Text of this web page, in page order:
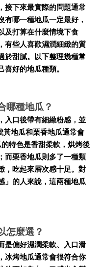
接下來最實際的問題通常
哪一種地瓜一定最好，
及打算在什麼情境下食
有些人喜歡濕潤細緻的質
於甜膩。以下整理幾種常
好的地瓜種類。
哪種地瓜？
入口後帶有細緻粉感，並
地瓜和栗香地瓜通常會
特色是香甜柔軟，烘烤後
而栗香地瓜則多了一種類
，吃起來層次感十足。對
」的人來說，這兩種地瓜
怎麼選？
是偏好濕潤柔軟、入口滑
冰烤地瓜通常會很符合你